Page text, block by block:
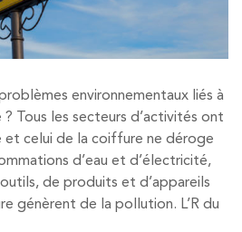
environnementaux liés à
Tous les secteurs d’activités ont
et celui de la coiffure ne déroge
d’eau et d’électricité,
de produits et d’appareils
génèrent de la pollution. L’R du